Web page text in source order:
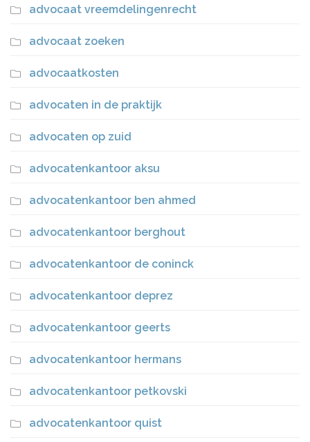
advocaat vreemdelingenrecht
advocaat zoeken
advocaatkosten
advocaten in de praktijk
advocaten op zuid
advocatenkantoor aksu
advocatenkantoor ben ahmed
advocatenkantoor berghout
advocatenkantoor de coninck
advocatenkantoor deprez
advocatenkantoor geerts
advocatenkantoor hermans
advocatenkantoor petkovski
advocatenkantoor quist